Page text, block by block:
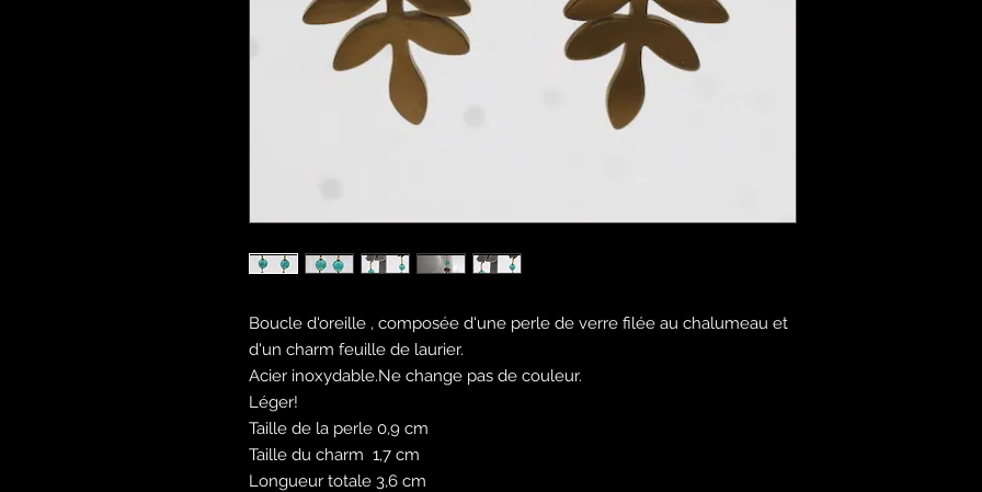
Boucle d'oreille , composée d'une perle de verre filée au chalumeau et
d'un charm feuille de laurier.
Acier inoxydable.Ne change pas de couleur.
Léger!
Taille de la perle 0,9 cm
Taille du charm 1,7 cm
Longueur totale 3,6 cm